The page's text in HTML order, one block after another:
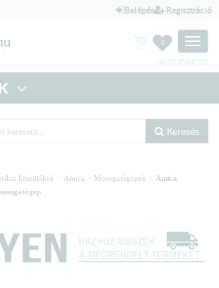
Belépés Regisztráció
Toggle
0
+36 20 318 8122
Keresés
készülékek Amica Mosogatógépek
Amica